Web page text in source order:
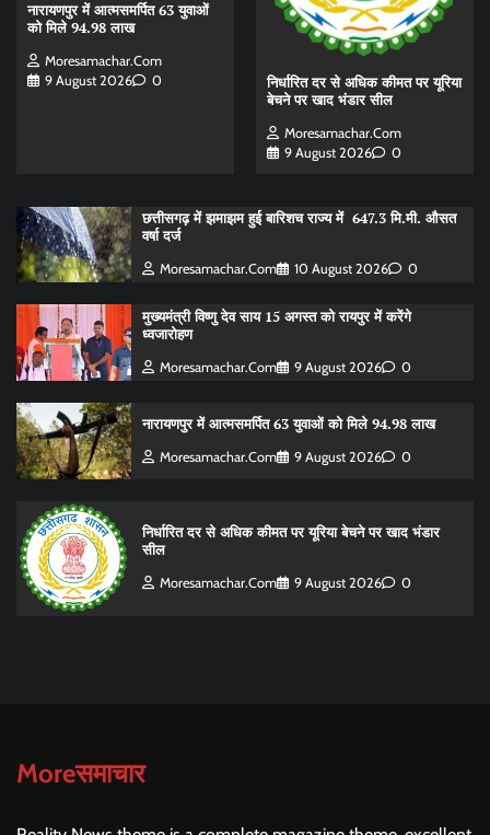
नारायणपुर में आत्मसमर्पित 63 युवाओं
को मिले 94.98 लाख
Moresamachar.com
9 August 2026
0
निर्धारित दर से अधिक कीमत पर यूरिया
बेचने पर खाद भंडार सील
Moresamachar.com
9 August 2026
0
छत्तीसगढ़ में झमाझम हुई बारिशच राज्य में 647.3 मि.मी. औसत
वर्षा दर्ज
Moresamachar.com 10 August 2026 0
मुख्यमंत्री विष्णु देव साय 15 अगस्त को रायपुर में करेंगे
ध्वजारोहण
Moresamachar.com 9 August 2026 0
नारायणपुर में आत्मसमर्पित 63 युवाओं को मिले 94.98 लाख
Moresamachar.com 9 August 2026 0
निर्धारित दर से अधिक कीमत पर यूरिया बेचने पर खाद भंडार
सील
Moresamachar.com 9 August 2026 0
Moreसमाचार